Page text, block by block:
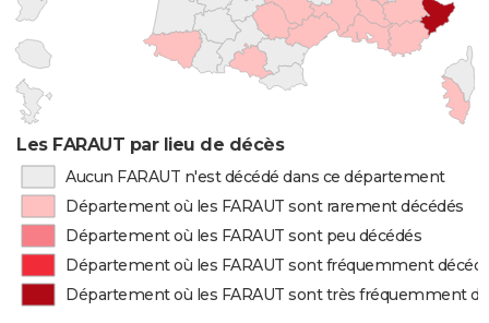
Les FARAUT par lieu de décès
Aucun FARAUT n'est décédé dans ce département
Département où les FARAUT sont rarement décédés
Département où les FARAUT sont peu décédés
Département où les FARAUT sont fréquemment
Département où les FARAUT sont très fréquemment